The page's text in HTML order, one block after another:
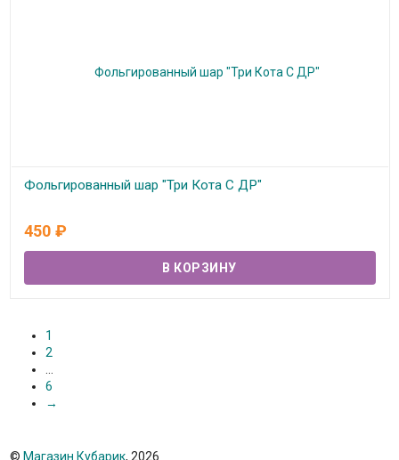
Фольгированный шар "Три Кота С ДР"
450 ₽
1
2
6
→
© Магазин Кубарик, 2026